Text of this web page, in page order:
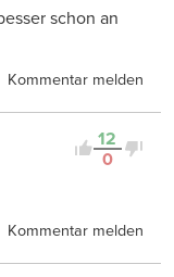
schon an
Kommentar melden
12
0
Kommentar melden